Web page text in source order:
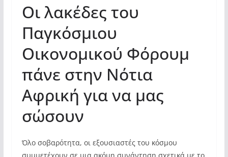
Οι λακέδες του
Παγκόσμιου
Οικονομικού Φόρουμ
πάνε στην Νότια
Αφρική για να μας
σώσουν
Όλο σοβαρότητα, οι εξουσιαστές του κόσμου